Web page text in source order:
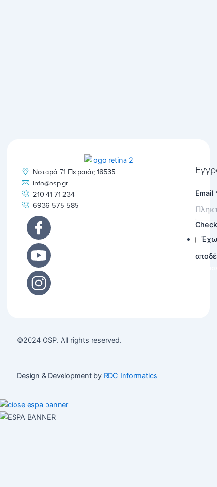
Νοταρά 71 Πειραιάς 18535
info@osp.gr
210 41 71 234
6936 575 585
Email
Έχω
©2024 OSP. All rights reserved.
Design & Development by RDC Informatics